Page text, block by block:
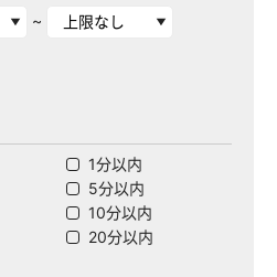
~
1分以内
5分以内
10分以内
20分以内